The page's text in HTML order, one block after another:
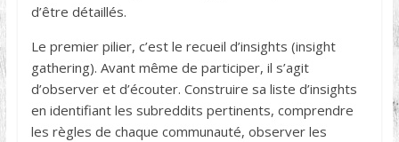
d’être détaillés.
Le premier pilier, c’est le recueil d’insights (insight
gathering). Avant même de participer, il s’agit
d’observer et d’écouter. Construire sa liste d’insights
en identifiant les subreddits pertinents, comprendre
les règles de chaque communauté, observer les